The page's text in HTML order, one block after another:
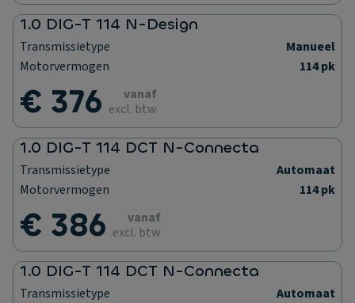
1.0 DIG-T 114 N-Design
Transmissietype
Manueel
Motorvermogen
114 pk
€ 376
vanaf
excl. btw
1.0 DIG-T 114 DCT N-Connecta
Transmissietype
Automaat
Motorvermogen
114 pk
€ 386
vanaf
excl. btw
1.0 DIG-T 114 DCT N-Connecta
Transmissietype
Automaat